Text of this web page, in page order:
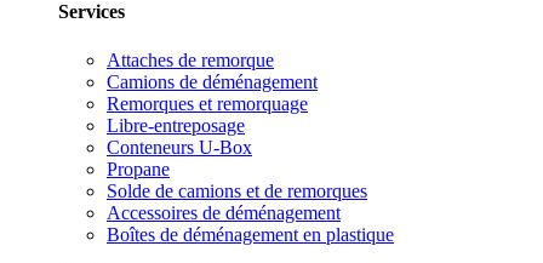
Services
Attaches de remorque
Camions de déménagement
Remorques et remorquage
Libre-entreposage
Conteneurs U-Box
Propane
Solde de camions et de remorques
Accessoires de déménagement
Boîtes de déménagement en plastique